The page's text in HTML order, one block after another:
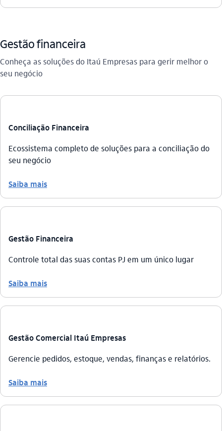
Gestão financeira
Conheça as soluções do Itaú Empresas para gerir melhor o
seu negócio
Conciliação Financeira
Ecossistema completo de soluções para a conciliação do
seu negócio
Saiba mais
Gestão Financeira
Controle total das suas contas PJ em um único lugar
Saiba mais
Gestão Comercial Itaú Empresas
Gerencie pedidos, estoque, vendas, finanças e relatórios.
Saiba mais